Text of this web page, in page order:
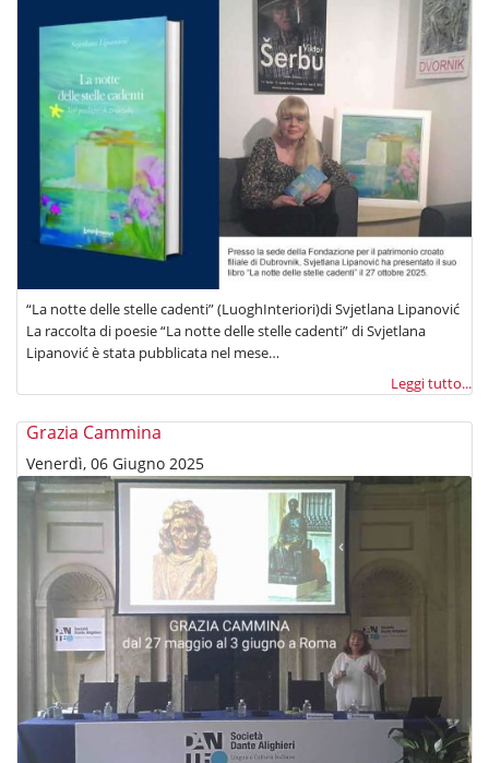
“La notte delle stelle cadenti” (LuoghInteriori)di Svjetlana Lipanović
La raccolta di poesie “La notte delle stelle cadenti” di Svjetlana
Lipanović è stata pubblicata nel mese…
Leggi tutto...
Grazia Cammina
Venerdì, 06 Giugno 2025